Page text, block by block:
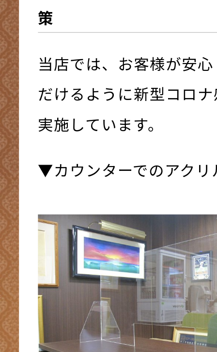
策
当店では、お客様が安
だけるように新型コロ
実施しています。
▼カウンターでのアクリ